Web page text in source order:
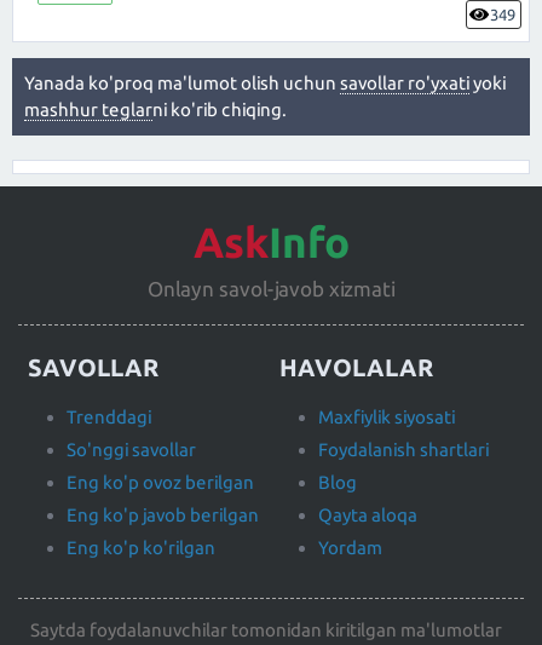
349
Yanada ko'proq ma'lumot olish uchun savollar ro'yxatiyoki
mashhur teglarni ko'rib chiqing.
AskInfo
Onlayn savol-javob xizmati
SAVOLLAR
Trenddagi
So'nggi savollar
Eng ko'p ovoz berilgan
Eng ko'p javob berilgan
Eng ko'p ko'rilgan
HAVOLALAR
Maxfiylik siyosati
Foydalanish shartlari
Blog
Qayta aloqa
Yordam
Saytda foydalanuvchilar tomonidan kiritilgan ma'lumotlar